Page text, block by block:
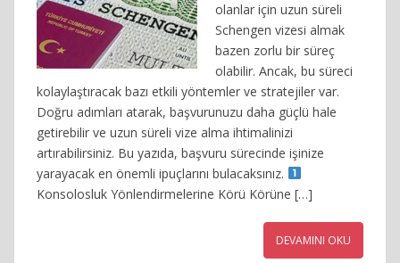
olanlar için uzun süreli
Schengen vizesi almak
bazen zorlu bir süreç
olabilir. Ancak, bu süreci
kolaylaştıracak bazı etkili yöntemler ve stratejiler var.
Doğru adımları atarak, başvurunuzu daha güçlü hale
getirebilir ve uzun süreli vize alma ihtimalinizi
artırabilirsiniz. Bu yazıda, başvuru sürecinde işinize
yarayacak en önemli ipuçlarını bulacaksınız.
Konsolosluk Yönlendirmelerine Körü Körüne […]
DEVAMINI OKU